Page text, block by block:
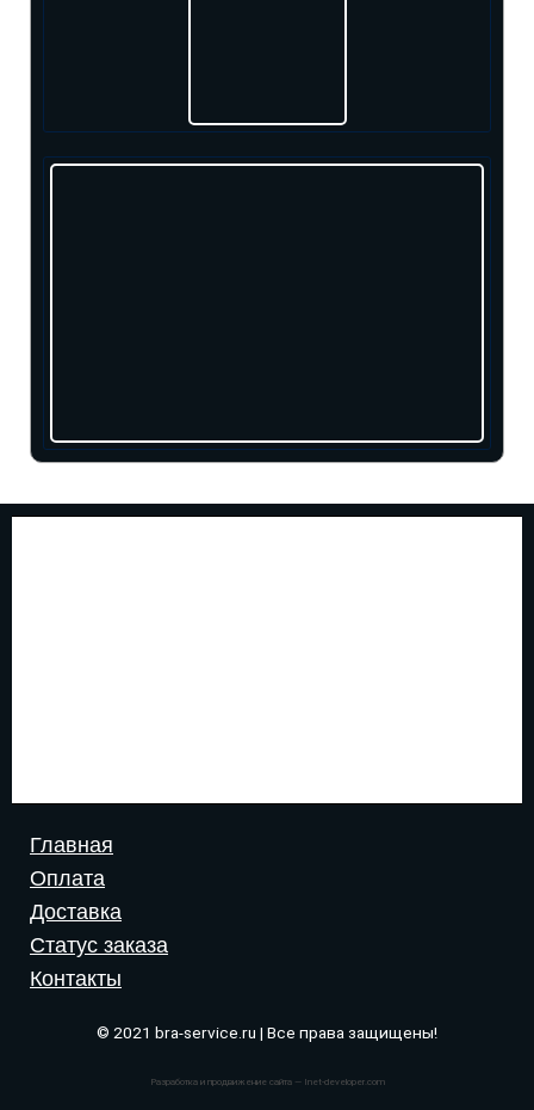
Главная
Оплата
Доставка
Статус заказа
Контакты
© 2021 bra-service.ru | Все права защищены!
Разработка и продвижение сайта — Inet-developer.com